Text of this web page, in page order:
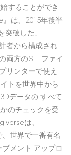
することができ
』は、2015年後半
破した、
者から構成され
両方のSTLファイ
リンターで使え
トを世界中から
データの すべて
のチェックを受
は、
世界で一番有名
メント アップロ